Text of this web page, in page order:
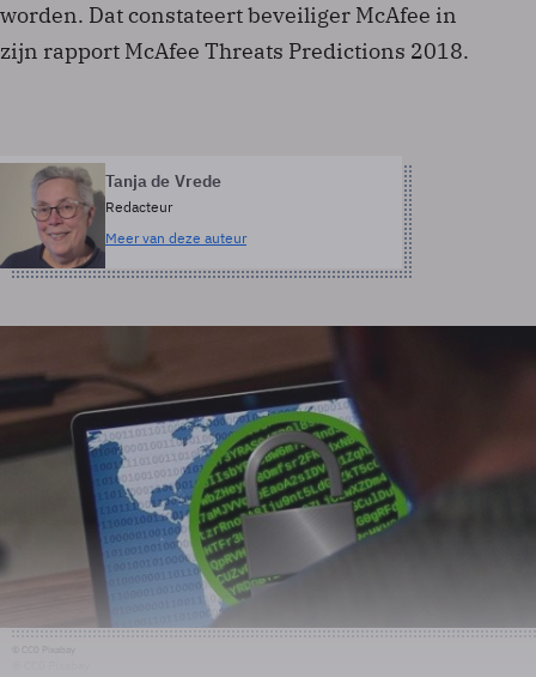
worden. Dat constateert beveiliger McAfee in
zijn rapport McAfee Threats Predictions 2018.
Tanja de Vrede
Redacteur
Meer van deze auteur